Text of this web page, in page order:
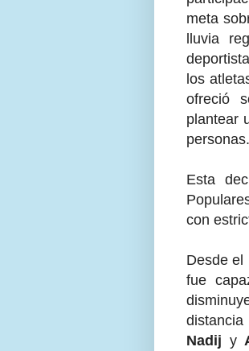
meta
lluvia
los
ofreció
plantear
personas.
Esta
con
Desde el
fue
Nadij y